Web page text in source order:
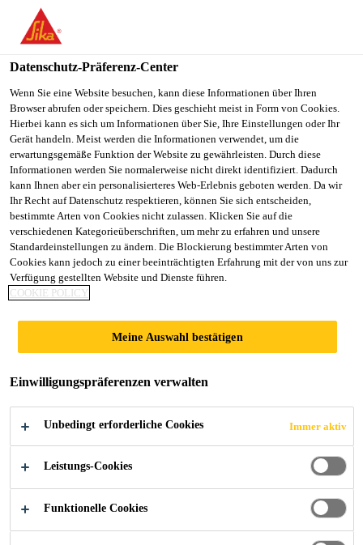
You are accessing "Sika Österreich", it seems you are accessing it
from "Vereinigte Staaten". We have a dedicated website for your
country.
TO
SIKA
USA
STAY ON THE SIKA
ÖSTERREICH WEBSITE
SELECT A
COUNTRY
Sika Österreich
SCHUTZ- /
DRAINAGESCHICH
TEN
Datenschutz-Präferenz-Center
Wenn Sie eine Website besuchen, kann diese Informationen über Ihren
Browser abrufen oder speichern. Dies geschieht meist in Form von Cookies.
Hierbei kann es sich um Informationen über Sie, Ihre Einstellungen oder Ihr
Gerät handeln. Meist werden die Informationen verwendet, um die
erwartungsgemäße Funktion der Website zu gewährleisten. Durch diese
Informationen werden Sie normalerweise nicht direkt identifiziert. Dadurch
kann Ihnen aber ein personalisierteres Web-Erlebnis geboten werden. Da wir
Ihr Recht auf Datenschutz respektieren, können Sie sich entscheiden,
bestimmte Arten von Cookies nicht zulassen. Klicken Sie auf die
verschiedenen Kategorieüberschriften, um mehr zu erfahren und unsere
Standardeinstellungen zu ändern. Die Blockierung bestimmter Arten von
Cookies kann jedoch zu einer beeinträchtigten Erfahrung mit der von uns zur
Verfügung gestellten Website und Dienste führen.
COOKIE POLICY
Meine Auswahl bestätigen
Einwilligungspräferenzen verwalten
Unbedingt erforderliche Cookies Immer aktiv
Leistungs-Cookies
Funktionelle Cookies